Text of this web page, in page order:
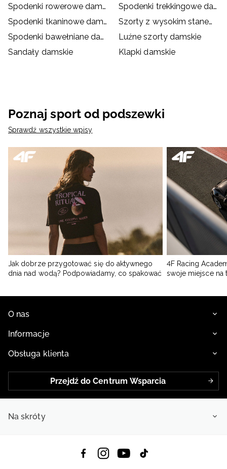
Spodenki rowerowe damskie
Spodenki trekkingowe damskie
Spodenki tkaninowe damskie
Szorty z wysokim stanem damskie
Spodenki bawełniane damskie
Luźne szorty damskie
Sandały damskie
Klapki damskie
Poznaj sport od podszewki
Sprawdź wszystkie wpisy
Jak dobrze przygotować się do aktywnego
dnia nad wodą? Podpowiadamy, co spakować
4F Racing
swoje miejsce na
O nas
Informacje
Obsługa klienta
Przejdź do Centrum Wsparcia
Na skróty